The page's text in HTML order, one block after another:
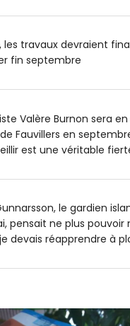
les travaux devraient
fin septembre
Valère Burnon sera
Fauvillers en
est une véritable
le gardien
pensait ne plus pouvoir
devais réapprendre à